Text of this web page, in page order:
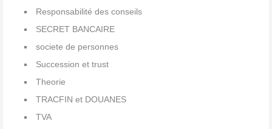
Responsabilité des conseils
SECRET BANCAIRE
societe de personnes
Succession et trust
Theorie
TRACFIN et DOUANES
TVA